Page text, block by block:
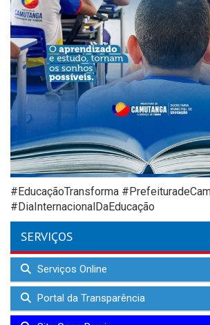
#EducaçãoTransforma
#DiaInternacionalDaEducação
SERVIÇOS
Serviços Online
Portal da Transparência